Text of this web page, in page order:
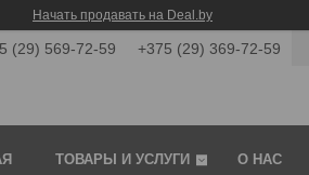
Начать продавать на Deal.by
(29) 569-72-59 +375 (29) 369-72-59
ТОВАРЫ И УСЛУГИ О НАС